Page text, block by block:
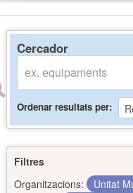
Cercador
Ordenar resultats per
Filtres
Organitzacions:
Unitat